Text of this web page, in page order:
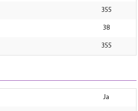
355
38
355
ja